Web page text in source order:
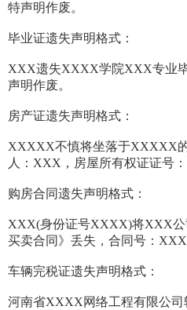
特声明作废。
毕业证遗失声明格式：
XXX遗失XXXX学院XXX专业
声明作废。
房产证遗失声明格式：
XXXXX不慎将坐落于XXXXX
人：XXX，房屋所有权证证号
购房合同遗失声明格式：
XXX(身份证号XXXX)将XXX
买卖合同》丢失，合同号：
车辆完税证遗失声明格式：
河南省XXXX网络工程有限公